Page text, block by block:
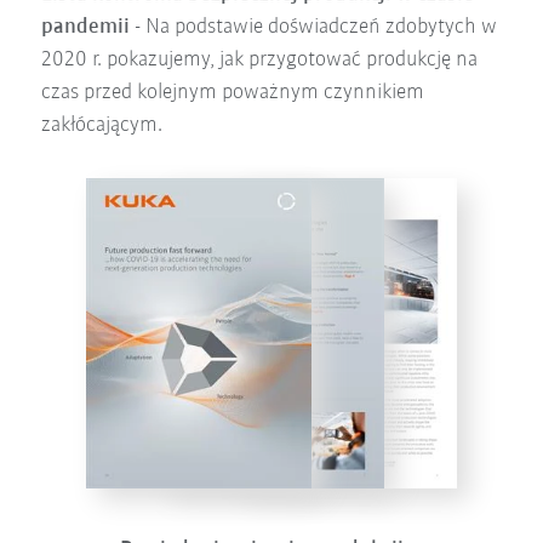
pandemii - Na podstawie doświadczeń zdobytych w
2020 r. pokazujemy, jak przygotować produkcję na
czas przed kolejnym poważnym czynnikiem
zakłócającym.